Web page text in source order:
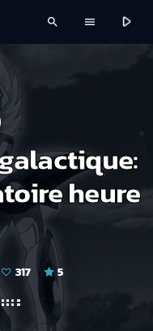
search menu play_arrow
heure
317 5